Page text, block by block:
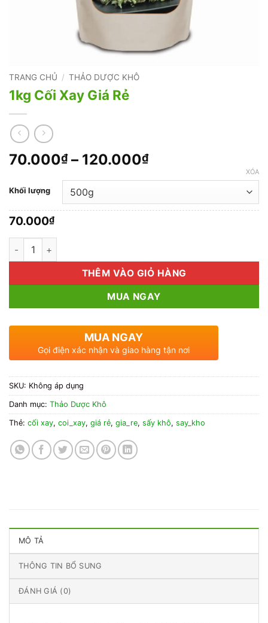
TRANG CHỦ / THẢO DƯỢC KHÔ
1kg Cối Xay Giá Rẻ
70.000₫ – 120.000₫Khoảng
70.000₫
đến
Khối lượng
XÓA
70.000₫
1kg Cối Xay Giá Rẻ số lượng
THÊM VÀO GIỎ HÀNG
MUA NGAY
MUA NGAY
Gọi điện xác nhận và giao hàng tận nơi
SKU: Không áp dụng
Danh mục: Thảo Dược Khô
Thẻ: cối xay, coi_xay, giá rẻ, gia_re, sấy khô, say_kho
MÔ TẢ
THÔNG TIN BỔ SUNG
ĐÁNH GIÁ (0)